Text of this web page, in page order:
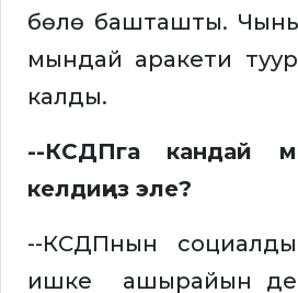
бөлө башташты.
мындай аракети
калды.
--КСДПга кандай
келдиңиз эле?
--КСДПнын
ишке ашырайын